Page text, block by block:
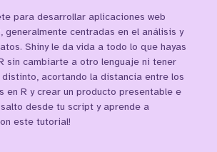
para desarrollar aplicaciones web
generalmente centradas en el análisis y
Shiny le da vida a todo lo que hayas
sin cambiarte a otro lenguaje ni tener
distinto, acortando la distancia entre los
en R y crear un producto presentable e
salto desde tu script y aprende a
este tutorial!